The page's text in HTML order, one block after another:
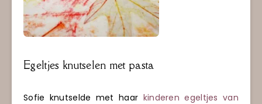
Egeltjes knutselen met pasta
Sofie knutselde met haar kinderen egeltjes van